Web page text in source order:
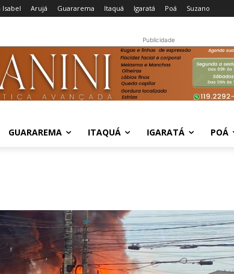
Isabel Arujá Guararema Itaquá Igaratá Poá Suzano
Publicidade
GUARAREMA ITAQUÁ IGARATÁ POÁ